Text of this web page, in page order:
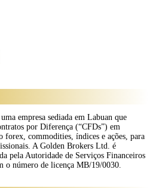
empresa sediada em Labuan que
por Diferença (“CFDs”) em
forex, commodities, índices e ações, para
A Golden Brokers Ltd. é
pela Autoridade de Serviços Financeiros
o número de licença MB/19/0030.